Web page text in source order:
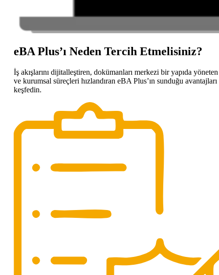
eBA Plus’ı Neden Tercih Etmelisiniz?
İş akışlarını dijitalleştiren, dokümanları merkezi bir yapıda yöneten
ve kurumsal süreçleri hızlandıran eBA Plus’ın sunduğu avantajları
keşfedin.